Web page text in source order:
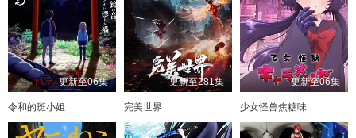
更新至06集
令和的斑小姐
更新至281集
完美世界
更新至06集
少女怪兽焦糖味